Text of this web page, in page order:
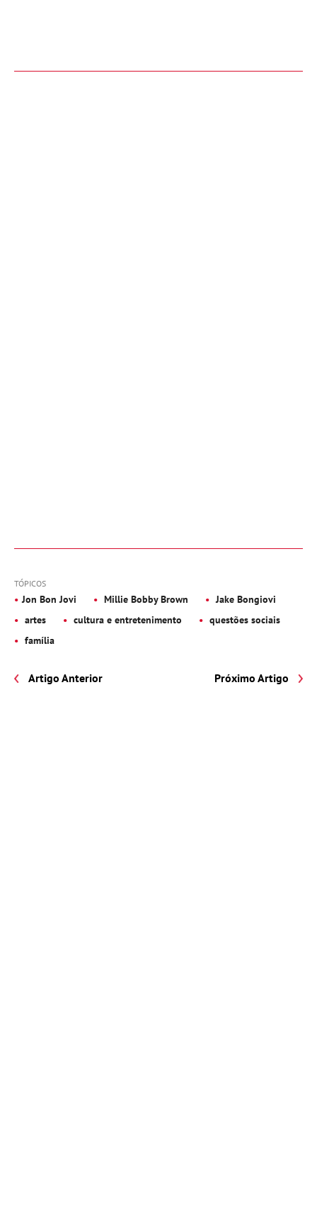
TÓPICOS
Jon Bon Jovi Millie Bobby Brown
Jake Bongiovi
artes
cultura e entretenimento
questões sociais
família
Artigo Anterior Próximo Artigo